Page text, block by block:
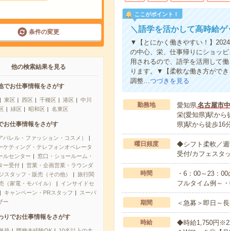
条件の変更
他の検索結果を見る
でお仕事情報をさがす
東区 西区 千種区 港区
中川
緑区 昭和区 名東区
お仕事情報をさがす
パレル・ファッション・コスメ）
ケティング・テレフォンオペレータ
ルセンター
窓口・ショールーム・
ー受付
営業・企画営業・ラウンダ
スタッフ・販売（その他）
旅行関
（家電・モバイル）
インサイドセ
キャンペーン・PRスタッフ
スーパ
ー
りでお仕事情報をさがす
ここがポイント！
＼語学を活かして高時給
▼【とにかく働きやすい！】
の中心、栄、仕事帰りにショッ
用されるので、語学を活用して
ります。▼【柔軟な働き方がで
調整…つづきを見る
勤務地 愛知県名古屋市
栄(愛知県)駅から
県)駅から徒歩16
曜日頻度
◆シフト柔軟／週
受付/カフェスタ
時間
・6：00～23：
フルタイム例～
期間 ＜急募＞即日～
時給
◆時給1,750円